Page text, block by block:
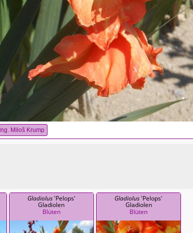
Ing. Miloš Krump
Gladiolus'Pelops'
Gladiolen
Blüten
Gladiolus'Pelops'
Gladiolen
Blüten